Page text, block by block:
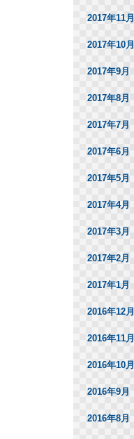
2017年11月
2017年10月
2017年9月
2017年8月
2017年7月
2017年6月
2017年5月
2017年4月
2017年3月
2017年2月
2017年1月
2016年12月
2016年11月
2016年10月
2016年9月
2016年8月